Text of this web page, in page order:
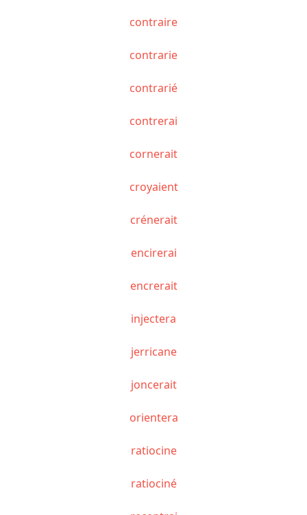
contraire
contrarie
contrarié
contrerai
cornerait
croyaient
crénerait
encirerai
encrerait
injectera
jerricane
joncerait
orientera
ratiocine
ratiociné